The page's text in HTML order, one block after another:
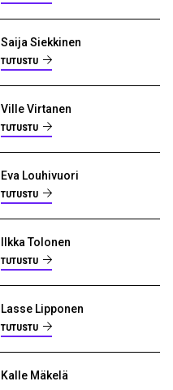
Saija Siekkinen
TUTUSTU
Ville Virtanen
TUTUSTU
Eva Louhivuori
TUTUSTU
Ilkka Tolonen
TUTUSTU
Lasse Lipponen
TUTUSTU
Kalle Mäkelä